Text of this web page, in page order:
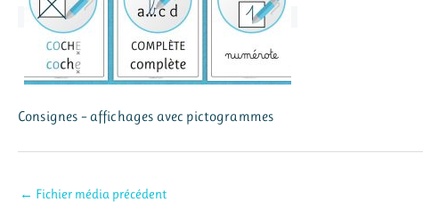
Consignes – affichages avec pictogrammes
← Fichier média précédent